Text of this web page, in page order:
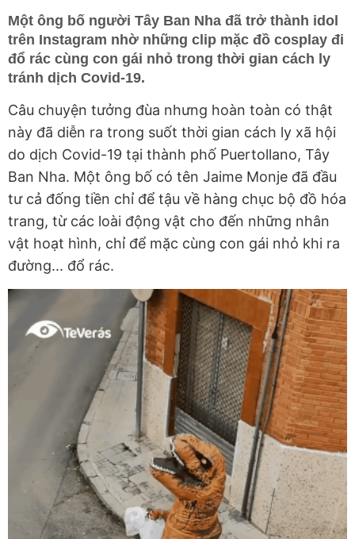
Một ông bố người Tây Ban Nha đã trở thành idol
trên Instagram nhờ những clip mặc đồ cosplay đi
đổ rác cùng con gái nhỏ trong thời gian cách ly
tránh dịch Covid-19.
Câu chuyện tưởng đùa nhưng hoàn toàn có thật
này đã diễn ra trong suốt thời gian cách ly xã hội
do dịch Covid-19 tại thành phố Puertollano, Tây
Ban Nha. Một ông bố có tên Jaime Monje đã đầu
tư cả đống tiền chỉ để tậu về hàng chục bộ đồ hóa
trang, từ các loài động vật cho đến những nhân
vật hoạt hình, chỉ để mặc cùng con gái nhỏ khi ra
đường... đổ rác.